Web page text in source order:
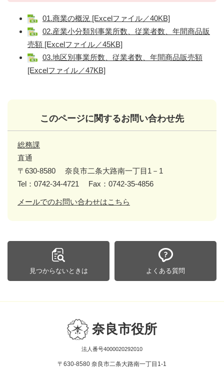
01.商業の概況 [Excelファイル／40KB]
02.産業小分類別事業所数、従業者数、年間商品販
売額 [Excelファイル／45KB]
03.地区別事業所数、従業者数、年間商品販売額
[Excelファイル／47KB]
このページに関するお問い合わせ先
総務課
直通
〒630-8580
奈良市二条大路南一丁目1－1
Tel：0742-34-4721
Fax：0742-35-4856
メールでのお問い合わせはこちら
見つからないときは よくある質問
奈良市役所
法人番号4000020292010
〒630-8580 奈良市二条大路南一丁目1-1